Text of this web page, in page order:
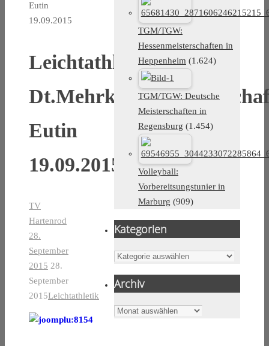
Eutin
19.09.2015
Leichtathletik
Eutin
19.09.2015
TV
Hartenrod
28.
September
2015 28.
September
2015Leichtathletik
TGM/TGW:
Hessenmeisterschaften in
Heppenheim (1.624)
TGM/TGW: Deutsche
Meisterschaften in
Regensburg (1.454)
Volleyball:
Vorbereitsungstunier in
Marburg (909)
Kategorien
Kategorien
Archiv
Archiv